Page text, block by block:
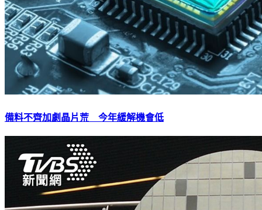
備料不齊加劇晶片荒 今年緩解機會低